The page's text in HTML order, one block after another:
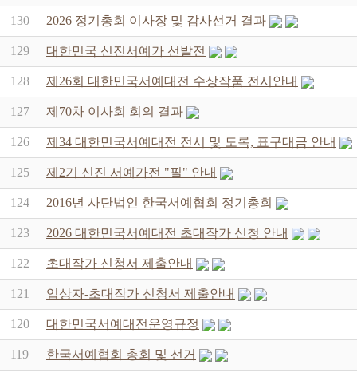
130 2026 정기총회 이사장 및 감사선거 결과
129 대한민국 신진서예가 선발전
128 제26회 대한민국서예대전 수상작품 전시안내
127 제70차 이사회 회의 결과
126 제34 대한민국서예대전 전시 및 도록, 표구대금 안내
125 제2기 신진 서예가전 "필" 안내
124 2016년 사단법인 한국서예협회 정기총회
123 2026 대한민국서예대전 초대작가 신청 안내
122 초대작가 신청서 제출안내
121 입상자-초대작가 신청서 제출안내
120 대한민국서예대전운영규정
119 한국서예협회 총회 및 선거